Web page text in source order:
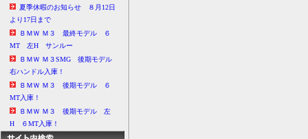
夏季休暇のお知らせ ８月12日
より17日まで
ＢＭＷ Ｍ３ 最終モデル ６
MT 左H サンルー
ＢＭＷ Ｍ３SMG 後期モデル
右ハンドル入庫！
ＢＭＷ Ｍ３ 後期モデル ６
MT入庫！
ＢＭＷ Ｍ３ 後期モデル 左
H ６MT入庫！